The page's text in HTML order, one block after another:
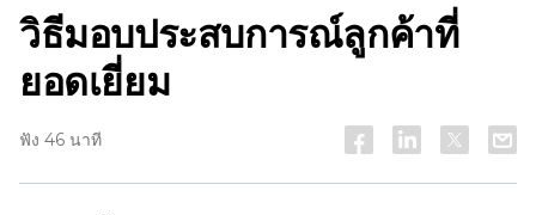
วิธีมอบประสบการณ์ลูกค้าที่
ยอดเยี่ยม
ฟัง 46 นาที